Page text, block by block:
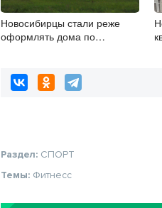
Новосибирцы стали реже
оформлять дома по
Раздел: СПОРТ
Темы: Фитнесс